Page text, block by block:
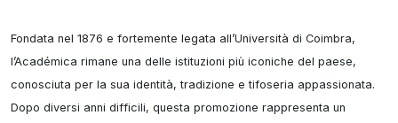
Fondata nel 1876 e fortemente legata all’Università di Coimbra,
l’Académica rimane una delle istituzioni più iconiche del paese,
conosciuta per la sua identità, tradizione e tifoseria appassionata.
Dopo diversi anni difficili, questa promozione rappresenta un